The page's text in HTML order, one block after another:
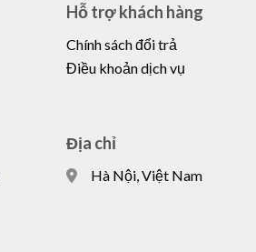
Hỗ trợ khách hàng
Chính sách đổi trả
Điều khoản dịch vụ
Địa chỉ
Hà Nội, Việt Nam